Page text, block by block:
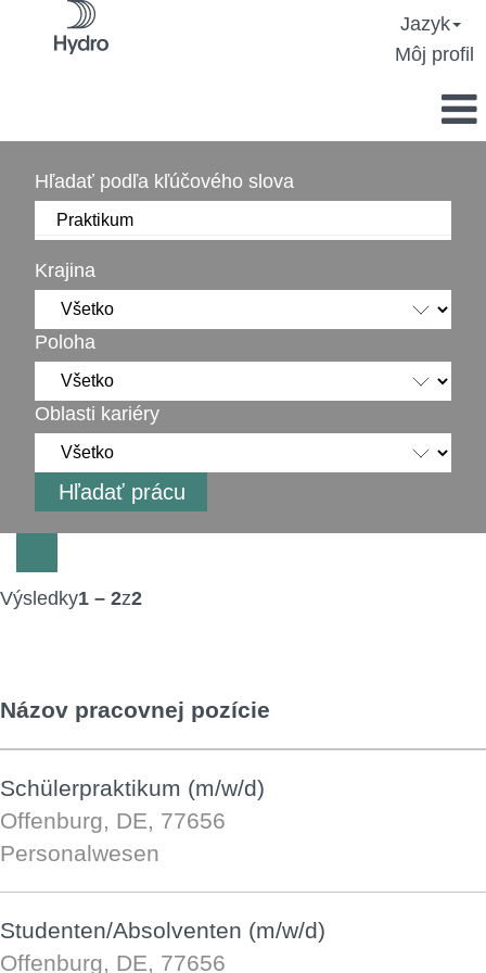
Jazyk
Môj profil
Hľadať podľa kľúčového slova
Krajina
Poloha
Oblasti kariéry
Výsledky1 – 2z2
Názov pracovnej pozície
Schülerpraktikum (m/w/d)
Offenburg, DE, 77656
Personalwesen
Studenten/Absolventen (m/w/d)
Offenburg, DE, 77656